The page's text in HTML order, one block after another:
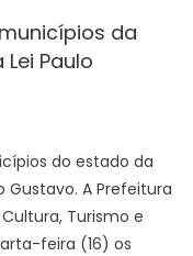
da
Paulo
do estado da
Gustavo. A Prefeitura
Turismo e
feira (16) os